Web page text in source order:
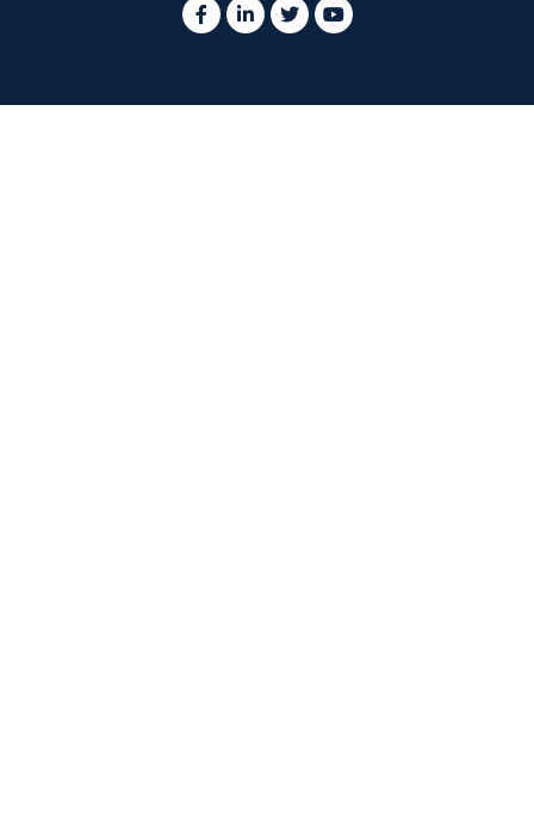
Conception site webpar agence web montréal